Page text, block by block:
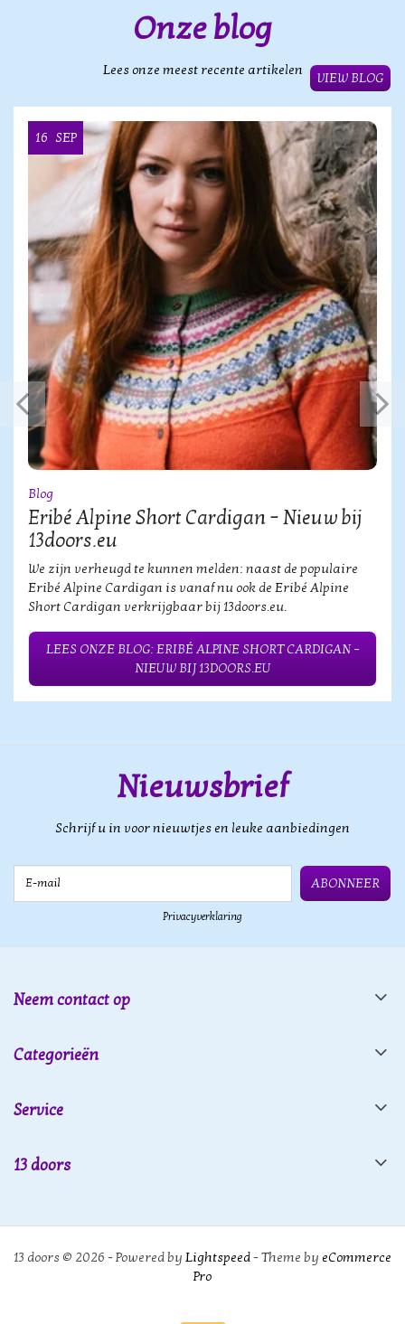
Onze blog
Lees onze meest recente artikelen
VIEW BLOG
16 SEP
Blog
Eribé Alpine Short Cardigan – Nieuw bij
13doors.eu
We zijn verheugd te kunnen melden: naast de populaire
Eribé Alpine Cardigan is vanaf nu ook de Eribé Alpine
Short Cardigan verkrijgbaar bij 13doors.eu.
LEES ONZE BLOG: ERIBÉ ALPINE SHORT CARDIGAN –
NIEUW BIJ 13DOORS.EU
Nieuwsbrief
Schrijf u in voor nieuwtjes en leuke aanbiedingen
ABONNEER
Privacyverklaring
Neem contact op
Categorieën
Service
13 doors
13 doors © 2026 - Powered by Lightspeed- Theme by eCommerce
Pro